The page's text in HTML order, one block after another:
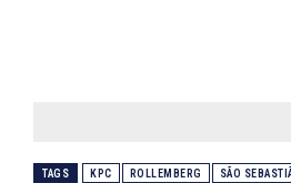
TAGS KPC ROLLEMBERG SÃO